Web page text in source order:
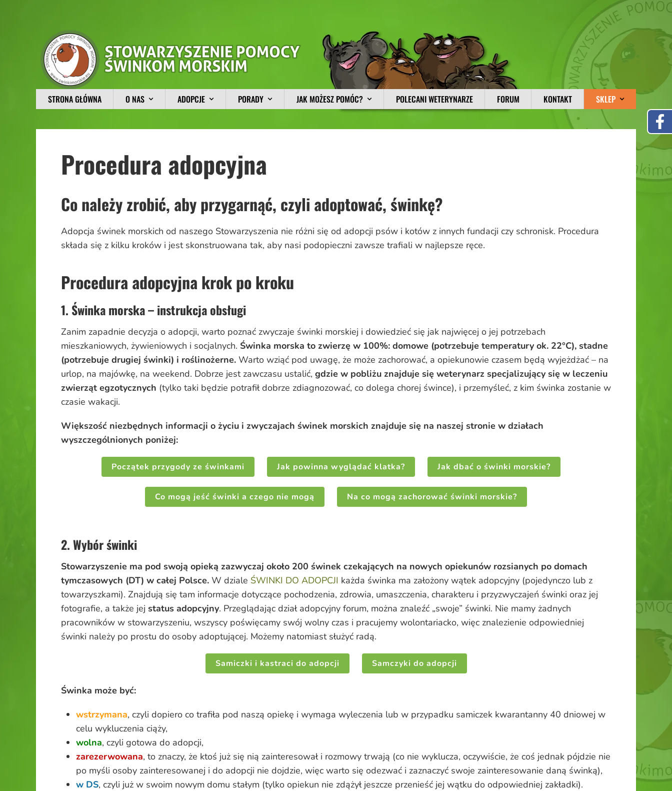
STRONA GŁÓWNA O NAS ADOPCJE PORADY JAK MOŻESZ POMÓC? POLECANI WETERYNARZE FORUM KONTAKT SKLEP
Procedura adopcyjna
Co należy zrobić, aby przygarnąć, czyli adoptować, świnkę?
Adopcja świnek morskich od naszego Stowarzyszenia nie różni się od adopcji psów i kotów z innych fundacji czy schronisk. Procedura
składa się z kilku kroków i jest skonstruowana tak, aby nasi podopieczni zawsze trafiali w najlepsze ręce.
Procedura adopcyjna krok po kroku
1. Świnka morska – instrukcja obsługi
Zanim zapadnie decyzja o adopcji, warto poznać zwyczaje świnki morskiej i dowiedzieć się jak najwięcej o jej potrzebach
mieszkaniowych, żywieniowych i socjalnych. Świnka morska to zwierzę w 100%: domowe (potrzebuje temperatury ok. 22°C), stadne
(potrzebuje drugiej świnki) i roślinożerne. Warto wziąć pod uwagę, że może zachorować, a opiekunowie czasem będą wyjeżdżać – na
urlop, na majówkę, na weekend. Dobrze jest zawczasu ustalić, gdzie w pobliżu znajduje się weterynarz specjalizujący się w leczeniu
zwierząt egzotycznych (tylko taki będzie potrafił dobrze zdiagnozować, co dolega chorej śwince), i przemyśleć, z kim świnka zostanie w
czasie wakacji.
Większość niezbędnych informacji o życiu i zwyczajach świnek morskich znajduje się na naszej stronie w działach
wyszczególnionych poniżej:
Początek przygody ze świnkami Jak powinna wyglądać klatka? Jak dbać o świnki morskie?
Co mogą jeść świnki a czego nie mogą Na co mogą zachorować świnki morskie?
2. Wybór świnki
Stowarzyszenie ma pod swoją opieką zazwyczaj około 200 świnek czekających na nowych opiekunów rozsianych po domach
tymczasowych (DT) w całej Polsce. W dziale ŚWINKI DO ADOPCJI każda świnka ma założony wątek adopcyjny (pojedynczo lub z
towarzyszkami). Znajdują się tam informacje dotyczące pochodzenia, zdrowia, umaszczenia, charakteru i przyzwyczajeń świnki oraz jej
fotografie, a także jej status adopcyjny. Przeglądając dział adopcyjny forum, można znaleźć „swoje” świnki. Nie mamy żadnych
pracowników w stowarzyszeniu, wszyscy poświęcamy swój wolny czas i pracujemy wolontariacko, więc znalezienie odpowiedniej
świnki należy po prostu do osoby adoptującej. Możemy natomiast służyć radą.
Samiczki i kastraci do adopcji Samczyki do adopcji
Świnka może być:
wstrzymana, czyli dopiero co trafiła pod naszą opiekę i wymaga wyleczenia lub w przypadku samiczek kwarantanny 40 dniowej w
celu wykluczenia ciąży,
wolna, czyli gotowa do adopcji,
zarezerwowana, to znaczy, że ktoś już się nią zainteresował i rozmowy trwają (co nie wyklucza, oczywiście, że coś jednak pójdzie nie
po myśli osoby zainteresowanej i do adopcji nie dojdzie, więc warto się odezwać i zaznaczyć swoje zainteresowanie daną świnką),
w DS, czyli już w swoim nowym domu stałym (tylko opiekun nie zdążył jeszcze przenieść jej wątku do odpowiedniej zakładki).